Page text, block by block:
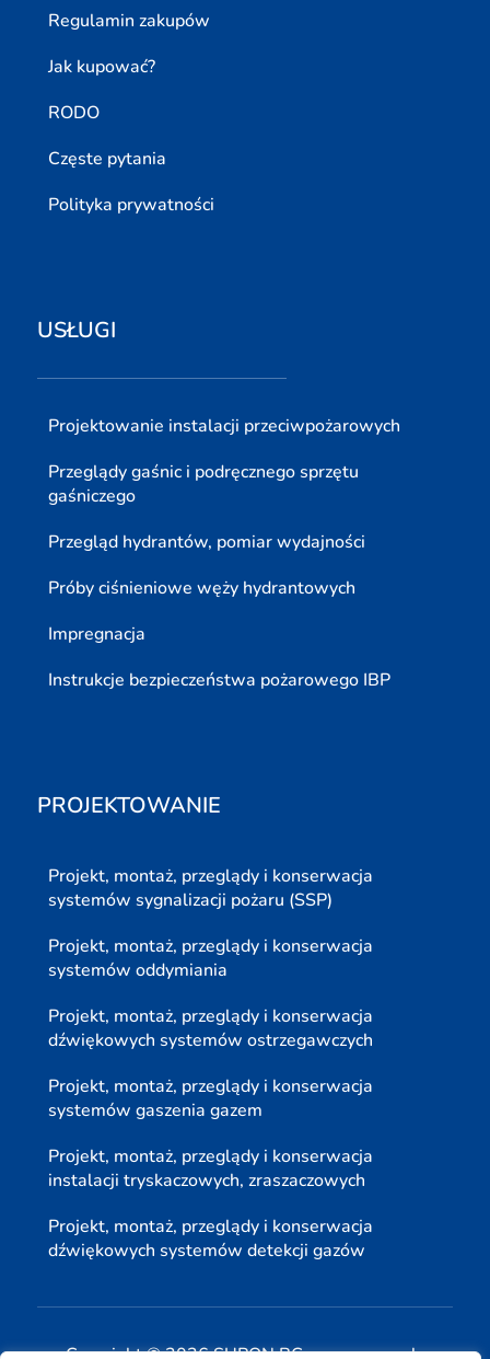
Regulamin zakupów
Jak kupować?
RODO
Częste pytania
Polityka prywatności
USŁUGI
Projektowanie instalacji przeciwpożarowych
Przeglądy gaśnic i podręcznego sprzętu
gaśniczego
Przegląd hydrantów, pomiar wydajności
Próby ciśnieniowe węży hydrantowych
Impregnacja
Instrukcje bezpieczeństwa pożarowego IBP
PROJEKTOWANIE
Projekt, montaż, przeglądy i konserwacja
systemów sygnalizacji pożaru (SSP)
Projekt, montaż, przeglądy i konserwacja
systemów oddymiania
Projekt, montaż, przeglądy i konserwacja
dźwiękowych systemów ostrzegawczych
Projekt, montaż, przeglądy i konserwacja
systemów gaszenia gazem
Projekt, montaż, przeglądy i konserwacja
instalacji tryskaczowych, zraszaczowych
Projekt, montaż, przeglądy i konserwacja
dźwiękowych systemów detekcji gazów